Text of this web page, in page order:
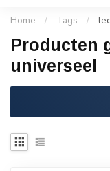
Home / Tags /
Producten
universeel